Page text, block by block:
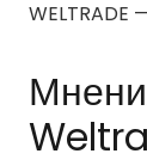
WELTRADE